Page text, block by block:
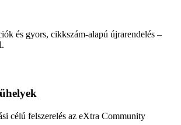
és gyors, cikkszám-alapú újrarendelés –
célú felszerelés az eXtra Community